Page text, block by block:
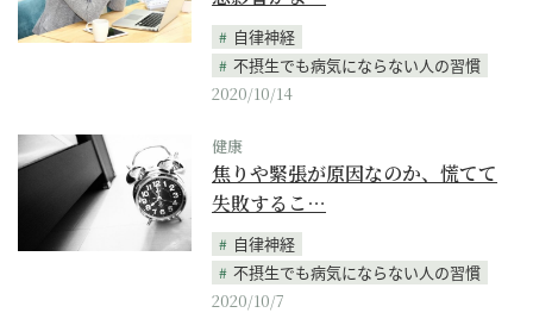
自律神経
不摂生でも病気にならない人の習慣
2020/10/14
健康
焦りや緊張が原因なのか、慌てて
失敗するこ…
自律神経
不摂生でも病気にならない人の習慣
2020/10/7